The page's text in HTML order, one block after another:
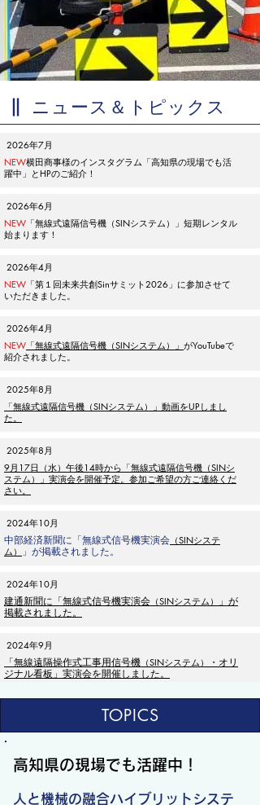
ニュース＆トピックス
2026年7月
NEW横田商事様のインスタグラム 「高知県の現場でも活
躍中 」 とHPのご紹介 ！
2026年6月
NEW 「無線式遠隔信号機（SINシステム）」 短期レンタル
始まります！
2026年4月
NEW 「第１回未来共創Sinサミット2026」に参加させて
いただきました。
2026年4月
NEW 「無線式遠隔信号機（SINシステム）」 がYouTubeで
紹介されました。
2025年8月
「無線式遠隔信号機 （SINシステム）
」動画をUPしまし
た。
2025年8月
9月17日（水）午後14時から 「無線式遠隔信号機 （SINシ
ステム）
」 実演会を開催予定。参加ご希望の方ご連絡くだ
さい。
2024年10月
中部経済新聞に「無線式信号機実演会 （SINシステ
ム）
」が掲載されました。
2024年10月
建通新聞に「無線式信号機実演会 （SINシステム）
」が
掲載されました。
2024年9月
「無線遠隔操作式工事用信号機 （SINシステム）
・オリ
ジナル看板」実演会を開催しました。
TOPICS
高知県の現場でも活躍中！
人と機械の融合ハイブリットシステ